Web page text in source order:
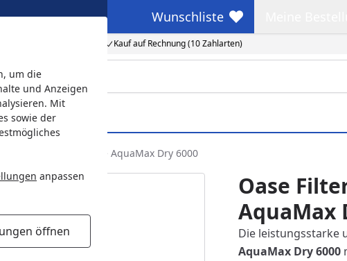
um die
und Anzeigen
Mit
sowie der
anpassen
öffnen
Kauf auf Rechnung (10 Zahlarten)
Wunschliste
Wunschliste
& Bachlaufpumpe AquaMax Dry 6000
Oase
AquaMax
Die leistungsstarke
AquaMax Dry 6000